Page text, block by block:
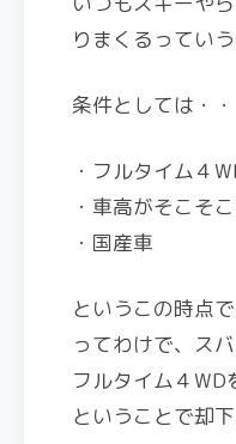
りまくるってい
条件としては・・
・フルタイム４
・車高がそこそ
・国産車
というこの時点
ってわけで、ス
フルタイム４
ということで却下